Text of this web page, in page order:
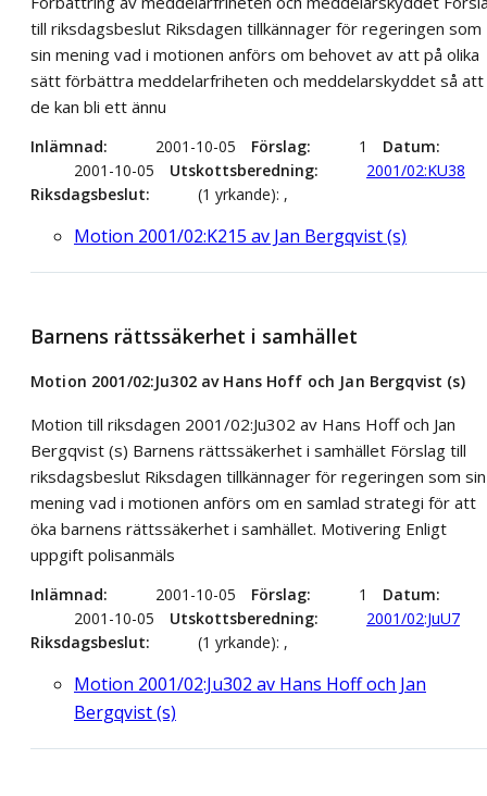
till riksdagsbeslut Riksdagen tillkännager för regeringen som
sin mening vad i motionen anförs om behovet av att på olika
sätt förbättra meddelarfriheten och meddelarskyddet så att
de kan bli ett ännu
Inlämnad 2001-10-05 Förslag 1
Datum
2001-10-05
Utskottsberedning
2001/02:KU38
Riksdagsbeslut
(1 yrkande): ,
Motion 2001/02:K215 av Jan Bergqvist (s)
Barnens rättssäkerhet i samhället
Motion 2001/02:Ju302 av Hans Hoff och Jan Bergqvist (s)
Motion till riksdagen 2001/02:Ju302 av Hans Hoff och Jan
Bergqvist (s) Barnens rättssäkerhet i samhället Förslag till
riksdagsbeslut Riksdagen tillkännager för regeringen som sin
mening vad i motionen anförs om en samlad strategi för att
öka barnens rättssäkerhet i samhället. Motivering Enligt
uppgift polisanmäls
Inlämnad 2001-10-05 Förslag 1
Datum
2001-10-05
Utskottsberedning
2001/02:JuU7
Riksdagsbeslut
(1 yrkande): ,
Motion 2001/02:Ju302 av Hans Hoff och Jan
Bergqvist (s)